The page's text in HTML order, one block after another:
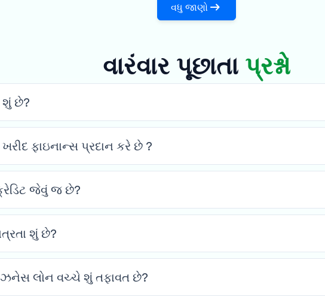
વધુ જાણો
વારંવાર પૂછાતા પ્રશ્નો
શું છે?
ફાઇનાન્સ પ્રદાન કરે છે ?
જેવું જ છે?
શું છે?
લોન વચ્ચે શું તફાવત છે?